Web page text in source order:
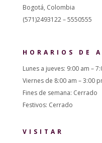
Bogotá, Colombia
(571)2493122 – 5550555
HORARIOS DE
Lunes a jueves: 9:00 am –
Viernes de 8:00 am – 3:00
Fines de semana: Cerrado
Festivos: Cerrado
VISITAR